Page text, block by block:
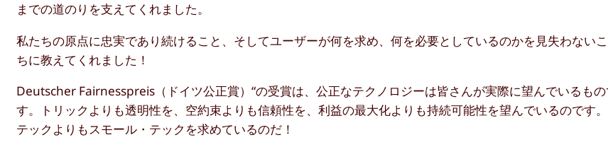
までの道のりを支えてくれました。
私たちの原点に忠実であり続けること、そしてユーザーが何を求め、何を必要としているのかを見失わない
ちに教えてくれました！
Deutscher Fairnesspreis（ドイツ公正賞）“の受賞は、公正なテクノロジーは皆さんが実際に望んでいるも
す。トリックよりも透明性を、空約束よりも信頼性を、利益の最大化よりも持続可能性を望んでいるのです
テックよりもスモール・テックを求めているのだ！